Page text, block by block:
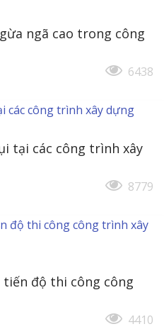
ngã cao trong công
6438
tại các công trình xây
8779
độ thi công công
4410